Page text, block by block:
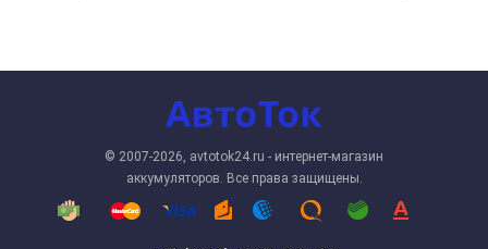
© 2007-2026, avtotok24.ru - интернет-магазин
аккумуляторов. Все права защищены.